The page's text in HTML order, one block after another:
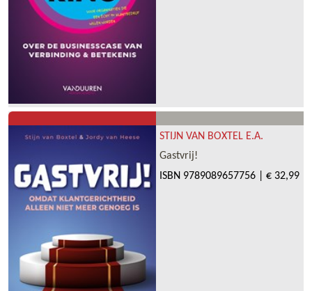
STIJN VAN BOXTEL E.A.
Gastvrij!
ISBN 9789089657756 € 32,99